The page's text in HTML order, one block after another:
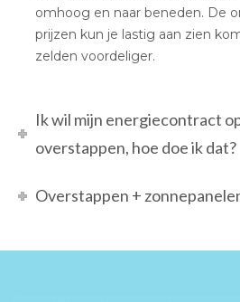
omhoog en naar beneden. De
prijzen kun je lastig aan zien
zelden voordeliger.
Ik wil mijn energiecontract
overstappen, hoe doe ik dat?
Overstappen +